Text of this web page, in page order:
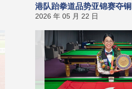
港队跆拳道品势亚锦赛夺铜
2026 年 05 月 22 日